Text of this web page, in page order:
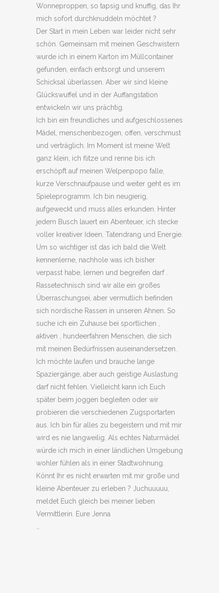
Wonneproppen, so tapsig und knuffig, das Ihr
mich sofort durchknuddeln möchtet ?
Der Start in mein Leben war leider nicht sehr
schön. Gemeinsam mit meinen Geschwistern
wurde ich in einem Karton im Müllcontainer
gefunden, einfach entsorgt und unserem
Schicksal überlassen. Aber wir sind kleine
Glückswuffel und in der Auffangstation
entwickeln wir uns prächtig.
Ich bin ein freundliches und aufgeschlossenes
Mädel, menschenbezogen, offen, verschmust
und verträglich. Im Moment ist meine Welt
ganz klein, ich flitze und renne bis ich
erschöpft auf meinen Welpenpopo falle,
kurze Verschnaufpause und weiter geht es im
Spieleprogramm. Ich bin neugierig,
aufgeweckt und muss alles erkunden. Hinter
jedem Busch lauert ein Abenteuer, ich stecke
voller kreativer Ideen, Tatendrang und Energie.
Um so wichtiger ist das ich bald die Welt
kennenlerne, nachhole was ich bisher
verpasst habe, lernen und begreifen darf .
Rassetechnisch sind wir alle ein großes
Überraschungsei, aber vermutlich befinden
sich nordische Rassen in unseren Ahnen. So
suche ich ein Zuhause bei sportlichen ,
aktiven , hundeerfahren Menschen, die sich
mit meinen Bedürfnissen auseinandersetzen.
Ich möchte laufen und brauche lange
Spaziergänge, aber auch geistige Auslastung
darf nicht fehlen. Vielleicht kann ich Euch
später beim joggen begleiten oder wir
probieren die verschiedenen Zugsportarten
aus. Ich bin für alles zu begeistern und mit mir
wird es nie langweilig. Als echtes Naturmädel
würde ich mich in einer ländlichen Umgebung
wohler fühlen als in einer Stadtwohnung.
Könnt Ihr es nicht erwarten mit mir große und
kleine Abenteuer zu erleben ? Juchuuuuu,
meldet Euch gleich bei meiner lieben
Vermittlerin. Eure Jenna
…